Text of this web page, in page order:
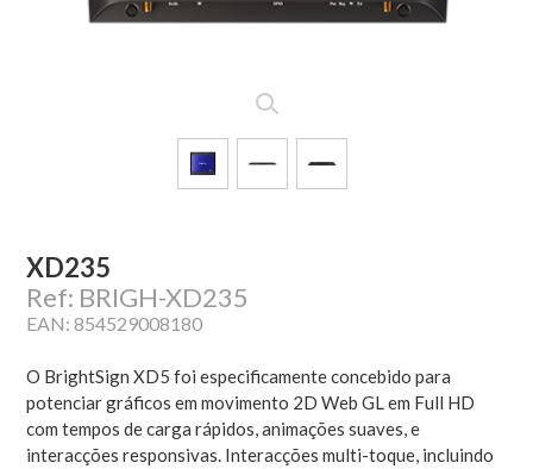
XD235
Ref: BRIGH-XD235
EAN: 854529008180
O BrightSign XD5 foi especificamente concebido para
potenciar gráficos em movimento 2D Web GL em Full HD
com tempos de carga rápidos, animações suaves, e
interacções responsivas. Interacções multi-toque, incluindo